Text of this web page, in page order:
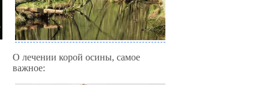
О лечении корой осины, самое
важное: